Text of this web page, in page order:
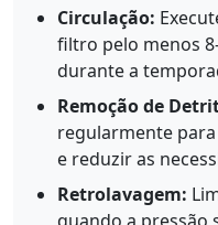
Circulação:
filtro pelo menos
durante a
Remoção de
regularmente
e reduzir as
Retrolavagem: